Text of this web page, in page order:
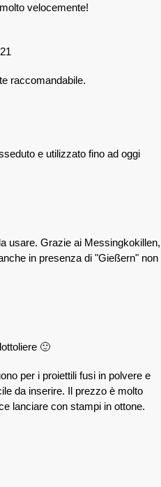
velocemente!
raccomandabile.
e utilizzato fino ad oggi
usare. Grazie ai Messingkokillen,
in presenza di "Gießern" non
🙂
per i proiettili fusi in polvere e
da inserire. Il prezzo è molto
lanciare con stampi in ottone.